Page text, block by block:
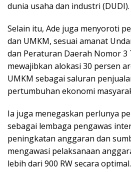
dunia usaha dan industri (DUDI).
Selain itu, Ade juga menyoroti
dan UMKM, sesuai amanat
dan Peraturan Daerah Nomor 3
mewajibkan alokasi 30 persen
UMKM sebagai saluran
pertumbuhan ekonomi
Ia juga menegaskan perlunya
sebagai lembaga pengawas
peningkatan anggaran dan
mengawasi pelaksanaan
lebih dari 900 RW secara optimal.